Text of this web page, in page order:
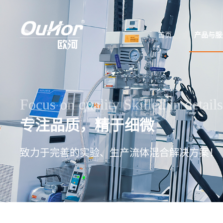
首页 产品与
Focus on quality Skilled in details
专注品质，精于细微
致力于完善的实验、生产流体混合解决方案！